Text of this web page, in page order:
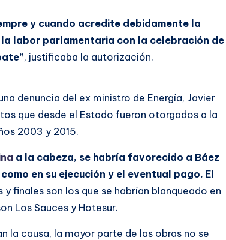
y cuando acredite debidamente la
labor parlamentaria con la celebración de
, justificaba la autorización.
denuncia del ex ministro de Energía, Javier
que desde el Estado fueron otorgados a la
2003 y 2015.
a la cabeza, se habría favorecido a Báez
en su ejecución y el eventual pago. El
finales son los que se habrían blanqueado en
Los Sauces y Hotesur.
la causa, la mayor parte de las obras no se